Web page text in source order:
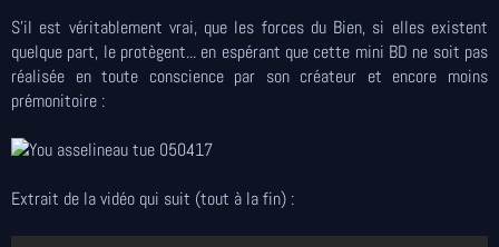
S'il est véritablement vrai, que les forces du Bien, si elles existent
quelque part, le protègent... en espérant que cette mini BD ne soit pas
réalisée en toute conscience par son créateur et encore moins
prémonitoire :
Extrait de la vidéo qui suit (tout à la fin) :